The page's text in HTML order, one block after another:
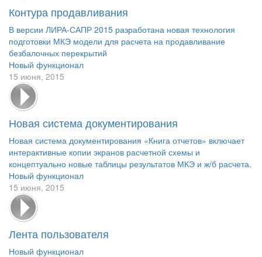
Контура продавливания
В версии ЛИРА-САПР 2015 разработана новая технология
подготовки МКЭ модели для расчета на продавливание
безбалочных перекрытий
Новый функционал
15 июня, 2015
Новая система документирования
Новая система документирования «Книга отчетов» включает
интерактивные копии экранов расчетной схемы и
концептуально новые таблицы результатов МКЭ и ж/б расчета.
Новый функционал
15 июня, 2015
Лента пользователя
Новый функционал